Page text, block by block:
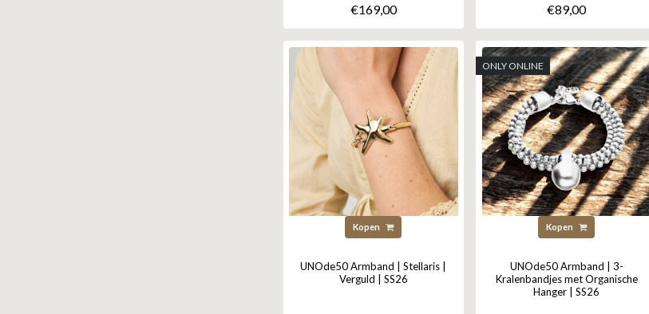
€169,00 €89,00
Kopen
UNOde50 Armband | Stellaris |
Verguld | SS26
ONLY ONLINE
Kopen
UNOde50 Armband | 3-
Kralenbandjes met Organische
Hanger | SS26